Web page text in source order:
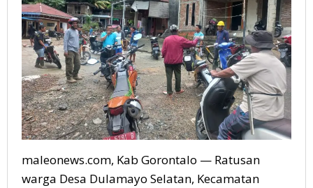
maleonews.com, Kab Gorontalo — Ratusan
warga Desa Dulamayo Selatan, Kecamatan